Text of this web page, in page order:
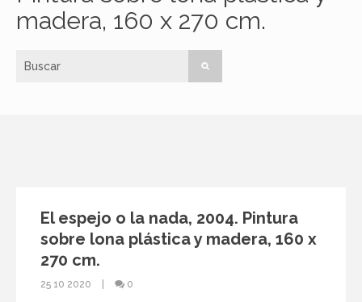
madera, 160 x 270 cm.
El espejo o la nada, 2004. Pintura
sobre lona plástica y madera, 160 x
270 cm.
25 10 2020 0